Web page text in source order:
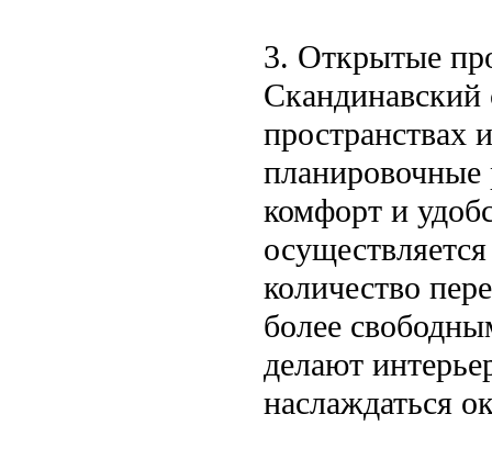
3. Открытые
Скандинавский
планировочные
комфорт и
количество
более
делают
наслаждаться